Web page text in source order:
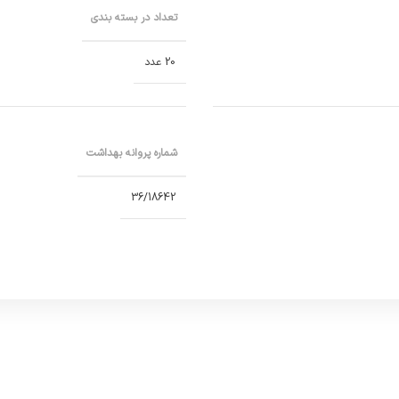
پیشرفته، در ساشه‌های نوستالژیک و جذاب به بازار عرضه می‌شود.
تعداد در بسته بندی
20 عدد
شماره پروانه بهداشت
36/18642